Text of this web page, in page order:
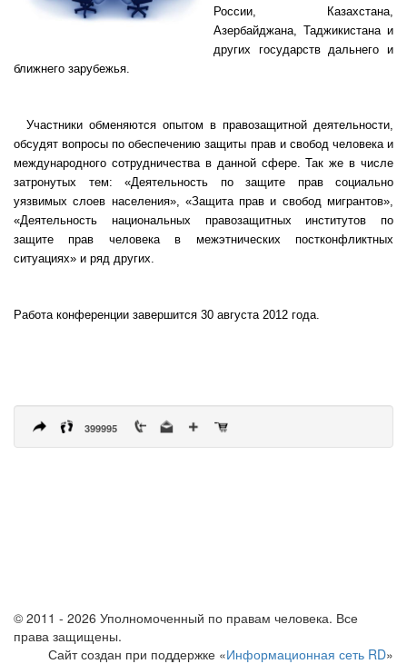
России, Казахстана,
Азербайджана, Таджикистана и
других государств дальнего и
ближнего зарубежья.
Участники обменяются опытом в правозащитной деятельности,
обсудят вопросы по обеспечению защиты прав и свобод человека и
международного сотрудничества в данной сфере. Так же в числе
затронутых тем: «Деятельность по защите прав социально
уязвимых слоев населения», «Защита прав и свобод мигрантов»,
«Деятельность национальных правозащитных институтов по
защите прав человека в межэтнических постконфликтных
ситуациях» и ряд других.
Работа конференции завершится 30 августа 2012 года.
399995
© 2011 - 2026 Уполномоченный по правам человека. Все
права защищены.
Сайт создан при поддержке «Информационная сеть RD»